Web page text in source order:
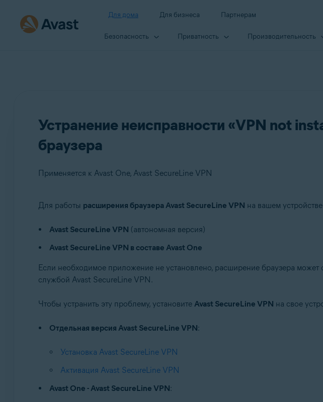
Для дома Для бизнеса Партнерам
Безопасность Приватность Производи­тельность
Устранение неисправности «VPN not
браузера
Применяется к Avast One, Avast SecureLine VPN
Avast One
Операционные системы:
Windows
Для работы расширения браузера Avast SecureLine VPN на вашем
Avast SecureLine VPN (автономная версия)
Avast SecureLine VPN в составе Avast One
Если необходимое приложение не установлено, расширение браузера
службой Avast SecureLine VPN.
Чтобы устранить эту проблему, установите Avast SecureLine VPN на свое
Отдельная версия Avast SecureLine VPN:
Установка Avast SecureLine VPN
Активация Avast SecureLine VPN
Avast One - Avast SecureLine VPN: